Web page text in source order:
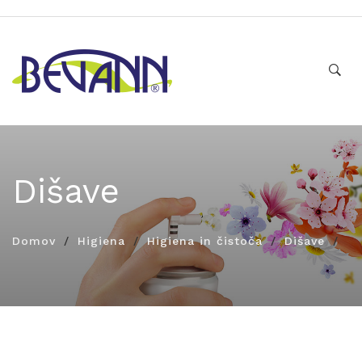
Dišave
Domov Higiena Higiena in čistoča Dišave